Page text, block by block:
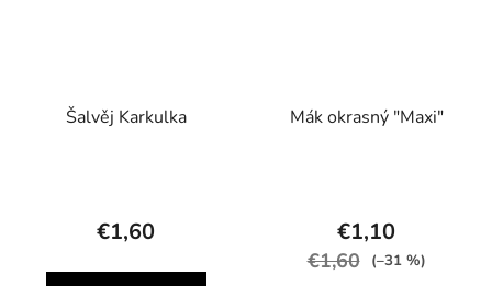
Šalvěj Karkulka
€1,60
Mák okrasný "Maxi"
€1,10
€1,60 (–31 %)